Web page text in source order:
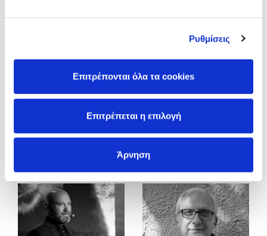
Ρυθμίσεις
Επιτρέπονται όλα τα cookies
Επιτρέπεται η επιλογή
Άρνηση
Ο Κώστας Κρομμύδας στο Παλαιοχώρι Καλαμπάκας
Ο Κώστας Κρομμύδας και η Μαρίνα Γιώτη στη Νικήτη
Ο Στέφανος Ξενάκης στη Χίο
Βιβλίου στο Πεδίον του Άρεως
Χριστοδουλόπουλος